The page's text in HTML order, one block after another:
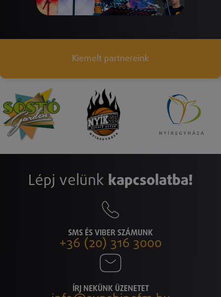
Kiemelt partnereink
Lépj velünk kapcsolatba!
SMS ÉS VIBER SZÁMUNK
+36 (20) 316 3000
ÍRJ NEKÜNK ÜZENETET